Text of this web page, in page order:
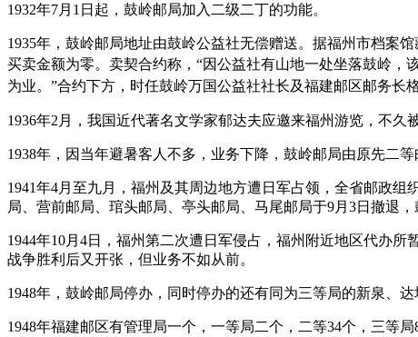
1932年7月1日起，鼓岭邮局加入二级二丁的功能。
1935年，鼓岭邮局地址由鼓岭公益社无偿赠送。据福州市档案
买卖金额为零。 卖契合约称，“因公益社有山地一处坐落鼓岭，
为业。”合约下方，时任鼓岭万国公益社社长及福建邮区邮务长
1936年2月，我国近代著名文学家郁达夫应邀来福州游览，不
1938年，因当年避暑客人不多，业务下降，鼓岭邮局由原先二等
1941年4月至九月，福州及其周边地方遭日军占领，全省邮政
局、营前邮局、琯头邮局、亭头邮局、马尾邮局于9月3日撤退
1944年10月4日，福州第二次遭日军侵占，福州附近地区代办
战争胜利后又开张，但业务不如从前。
1948年，鼓岭邮局停办，同时停办的还有同为三等局的新泉、
1948年福建邮区有管理局一个，一等局二个，二等34个，三等